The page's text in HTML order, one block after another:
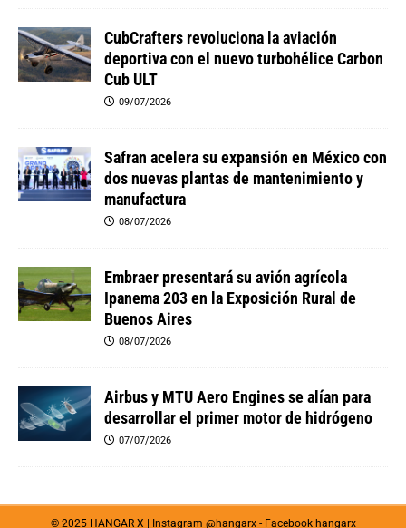
CubCrafters revoluciona la aviación
deportiva con el nuevo turbohélice Carbon
Cub ULT
09/07/2026
Safran acelera su expansión en México con
dos nuevas plantas de mantenimiento y
manufactura
08/07/2026
Embraer presentará su avión agrícola
Ipanema 203 en la Exposición Rural de
Buenos Aires
08/07/2026
Airbus y MTU Aero Engines se alían para
desarrollar el primer motor de hidrógeno
07/07/2026
© 2025 HANGAR X | Instagram @hangarx- Facebook hangarx